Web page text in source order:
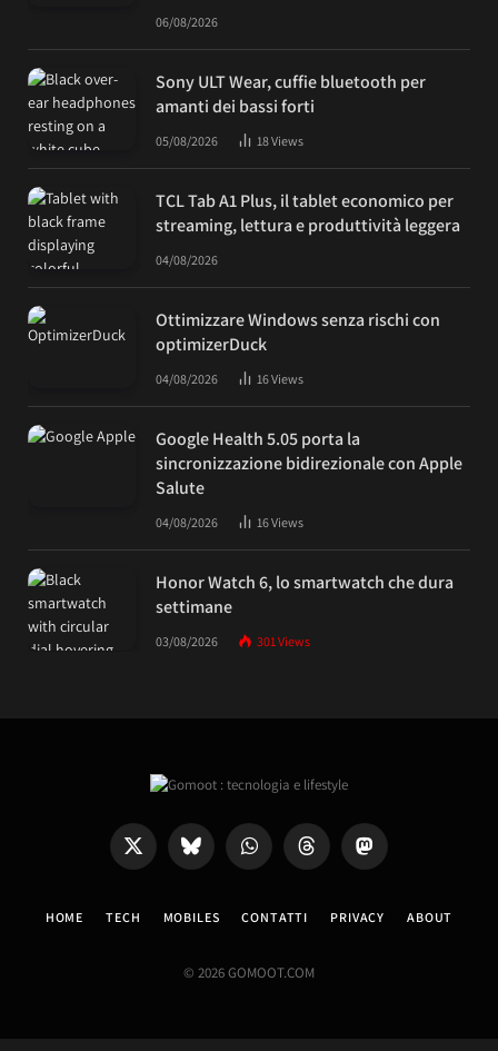
06/08/2026
Sony ULT Wear, cuffie bluetooth per
amanti dei bassi forti
05/08/2026 18Views
TCL Tab A1 Plus, il tablet economico per
streaming, lettura e produttività leggera
04/08/2026
Ottimizzare Windows senza rischi con
optimizerDuck
04/08/2026 16Views
Google Health 5.05 porta la
sincronizzazione bidirezionale con Apple
Salute
04/08/2026 16Views
Honor Watch 6, lo smartwatch che dura
settimane
03/08/2026 301 Views
X
(Twitter)
Bluesky WhatsAppThreads Mastodon
HOME TECH MOBILES CONTATTI PRIVACY ABOUT
© 2026 GOMOOT.COM